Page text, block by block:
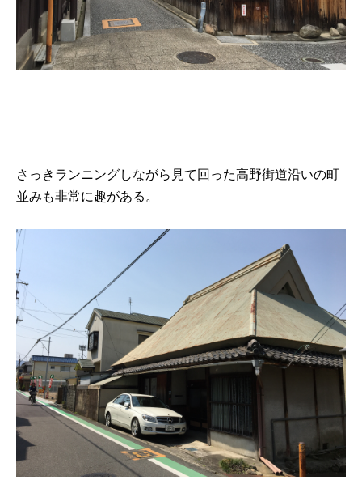
さっきランニングしながら見て回った高野街道沿いの町
並みも非常に趣がある。